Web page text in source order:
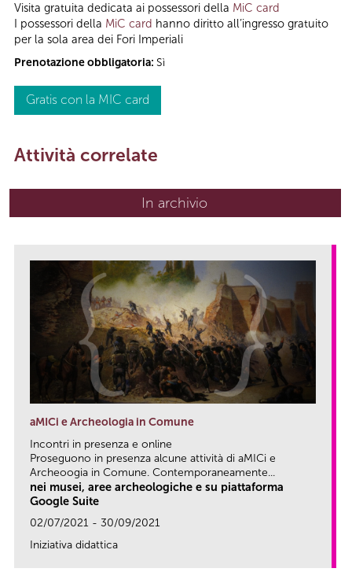
Visita gratuita dedicata ai possessori della MiC card
I possessori della MiC card hanno diritto all’ingresso gratuito
per la sola area dei Fori Imperiali
Prenotazione obbligatoria: Sì
Gratis con la MIC card
Attività correlate
In archivio
aMICi e Archeologia in Comune
Incontri in presenza e online
Proseguono in presenza alcune attività di aMICi e
Archeoogia in Comune. Contemporaneamente...
nei musei, aree archeologiche e su piattaforma
Google Suite
02/07/2021 - 30/09/2021
Iniziativa didattica